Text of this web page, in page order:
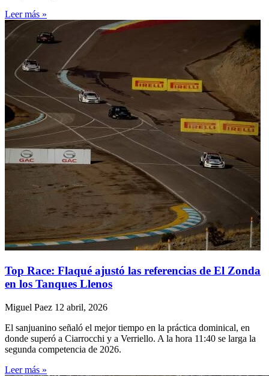
Leer más »
Top Race: Flaqué ajustó las referencias de El Zonda
en los Tanques Llenos
Miguel Paez 12 abril, 2026
El sanjuanino señaló el mejor tiempo en la práctica dominical, en
donde superó a Ciarrocchi y a Verriello. A la hora 11:40 se larga la
segunda competencia de 2026.
Leer más »